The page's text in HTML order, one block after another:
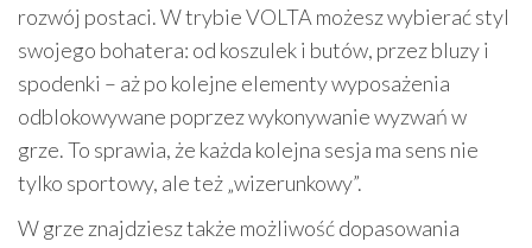
rozwój postaci. W trybie VOLTA możesz wybierać styl
swojego bohatera: od koszulek i butów, przez bluzy i
spodenki – aż po kolejne elementy wyposażenia
odblokowywane poprzez wykonywanie wyzwań w
grze. To sprawia, że każda kolejna sesja ma sens nie
tylko sportowy, ale też „wizerunkowy”.
W grze znajdziesz także możliwość dopasowania